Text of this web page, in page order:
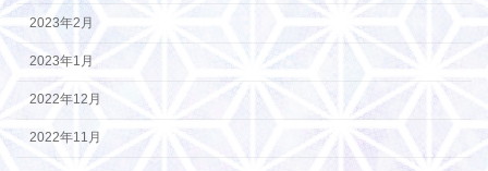
2023年2月
2023年1月
2022年12月
2022年11月